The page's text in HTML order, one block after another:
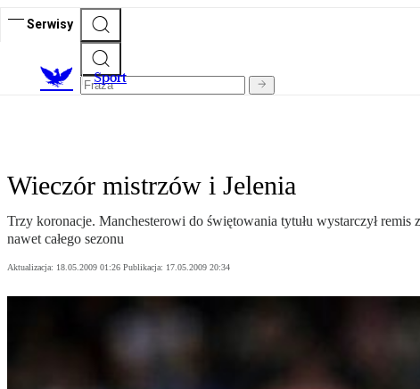
Serwisy
Sport
Wieczór mistrzów i Jelenia
Trzy koronacje. Manchesterowi do świętowania tytułu wystarczył
nawet całego sezonu
Aktualizacja: 18.05.2009 01:26 Publikacja: 17.05.2009 20:34